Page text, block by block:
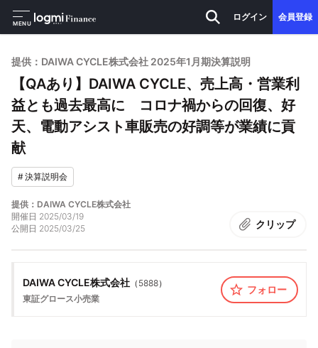
MENU
ログイン 会員登録
提供：DAIWA CYCLE株式会社 2025年1月期決算説明
【QAあり】DAIWA CYCLE、売上高・営業利
益とも過去最高に コロナ禍からの回復、好
天、電動アシスト車販売の好調等が業績に貢
献
#決算説明会
提供：DAIWA CYCLE株式会社
開催日 2025/03/19
公開日 2025/03/25 クリップ
DAIWA CYCLE株式会社 （ 5888）
東証グロース小売業
フォロー